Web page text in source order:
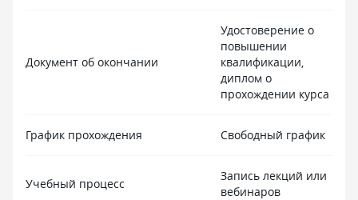
Документ об окончании
Удостоверение о
повышении
квалификации,
диплом о
прохождении курса
График прохождения Свободный график
Учебный процесс
Запись лекций или
вебинаров